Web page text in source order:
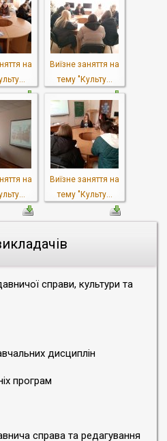
справи, культури та
дисциплін
програм
справа та редагування
на
Виїзне заняття на
тему "Культу...
на
Виїзне заняття на
тему "Культу...